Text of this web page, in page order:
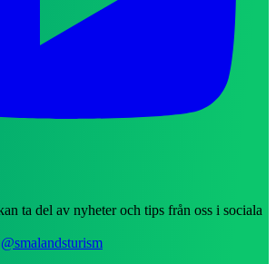
ta del av nyheter och tips från oss i sociala
@smalandsturism